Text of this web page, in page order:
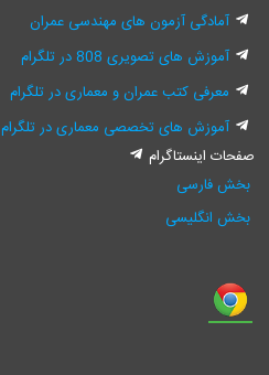
آمادگی آزمون های مهندسی عمران
آموزش های تصویری 808 در تلگرام
معرفی کتب عمران و معماری در تلگرام
آموزش های تخصصی معماری در تلگرام
صفحات اینستاگرام
بخش فارسی
بخش انگلیسی